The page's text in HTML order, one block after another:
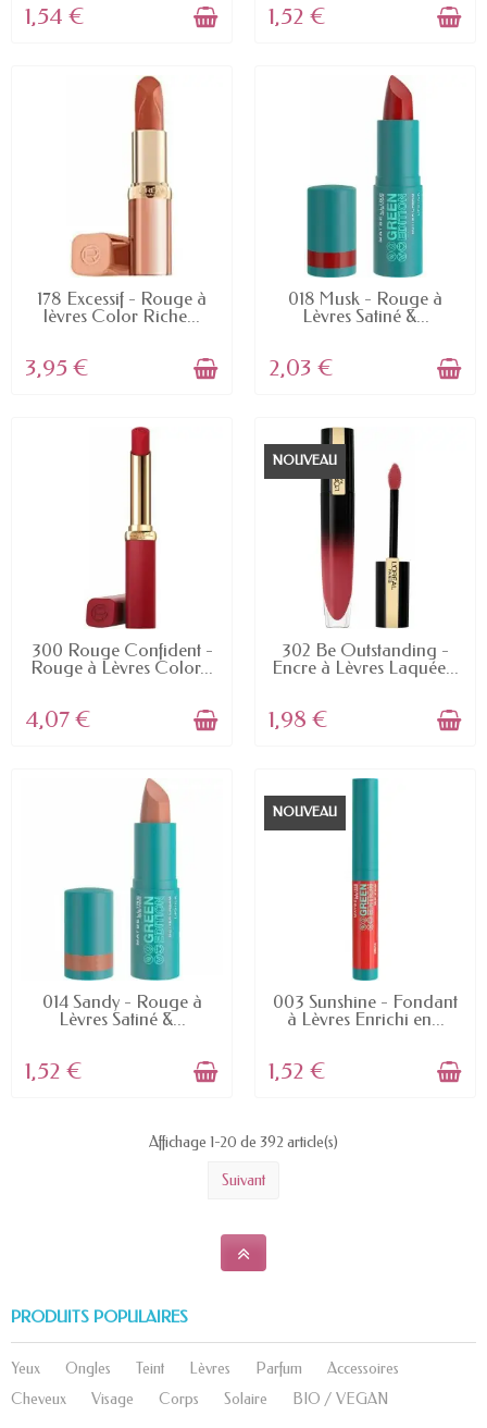
1,54 € 1,52 €
EN STOCK
178 Excessif - Rouge à
lèvres Color Riche...
3,95 €
EN STOCK
018 Musk - Rouge à
Lèvres Satiné &...
2,03 €
EN STOCK
300 Rouge Confident -
Rouge à Lèvres Color...
4,07 €
NOUVEAU
EN STOCK
302 Be Outstanding -
Encre à Lèvres Laquée...
1,98 €
EN STOCK
014 Sandy - Rouge à
Lèvres Satiné &...
1,52 €
NOUVEAU
EN STOCK
003 Sunshine - Fondant
à Lèvres Enrichi en...
1,52 €
Affichage 1-20 de 392 article(s)
Suivant
PRODUITS POPULAIRES
Yeux Ongles Teint Lèvres Parfum
Accessoires
Cheveux
Visage Corps Solaire BIO / VEGAN